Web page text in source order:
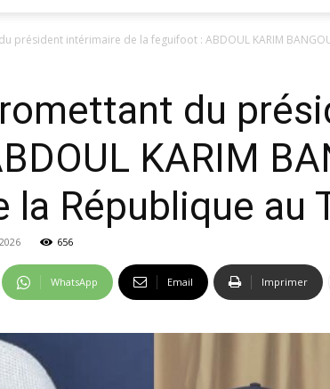
président intérimaire de la feguifoot : ABDOUL KARIM
du
KARIM
la République au
656
WhatsApp Email Imprimer